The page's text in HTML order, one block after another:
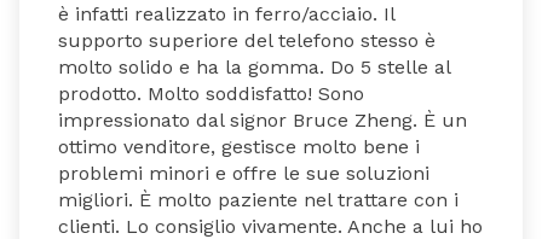
è infatti realizzato in ferro/acciaio. Il
supporto superiore del telefono stesso è
molto solido e ha la gomma. Do 5 stelle al
prodotto. Molto soddisfatto! Sono
impressionato dal signor Bruce Zheng. È un
ottimo venditore, gestisce molto bene i
problemi minori e offre le sue soluzioni
migliori. È molto paziente nel trattare con i
clienti. Lo consiglio vivamente. Anche a lui ho